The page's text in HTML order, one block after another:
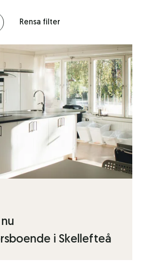
Rensa filter
i Skellefteå